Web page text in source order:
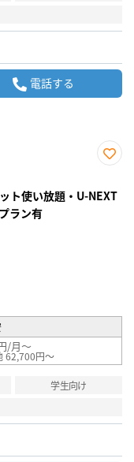
電話する
り登
録
ト使い放題・U-NEXT
ラン有
/月～
62,700円～
学生向け